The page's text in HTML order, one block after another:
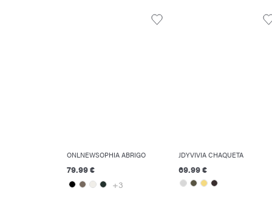
ONLNEWSOPHIA ABRIGO
79.99 €
+3
JDYVIVIA CHAQUETA
69.99 €